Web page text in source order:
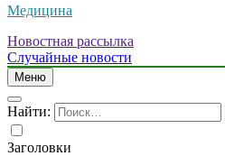
Медицина
Новостная рассылка
Случайные новости
Меню
Найти:
Заголовки